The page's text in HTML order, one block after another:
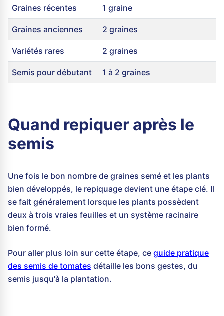
Graines récentes 1 graine
Graines anciennes 2 graines
Variétés rares 2 graines
Semis pour débutant 1 à 2 graines
Quand repiquer après le
semis
Une fois le bon nombre de graines semé et les plants
bien développés, le repiquage devient une étape clé. Il
se fait généralement lorsque les plants possèdent
deux à trois vraies feuilles et un système racinaire
bien formé.
Pour aller plus loin sur cette étape, ce guide pratique
des semis de tomates détaille les bons gestes, du
semis jusqu'à la plantation.